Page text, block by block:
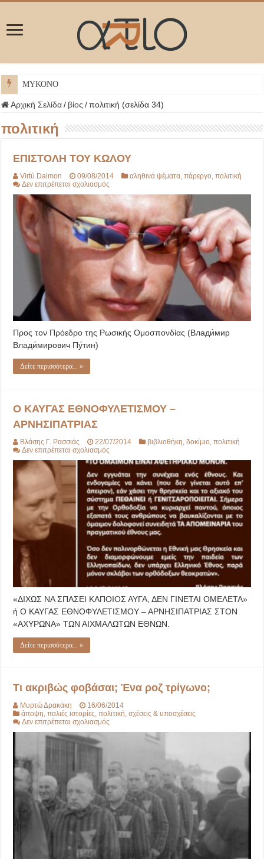
ΜΥΚΟΝΟΣ
Αρχική Σελίδα / βίος / πολιτική (σελίδα 34)
πολιτική
ΕΠΙΣΤΟΛΗ ΤΟΥ ΚΩΛΟΥ
Virtù Daimon 09/08/2014 αληθινά ψέματα ,πάρεργο ,πολιτική
Δεν επιτρέπεται σχολιασμός
ΚΩΛΟΥ
Προς τον Πρόεδρο της Ρωσικής Ομοσπονδίας (Влади́мир
Влади́мирович Пу́тин)
Δείτε περισσότερα... »
Ο ΚΑΥΓΑΣ ΕΘΝΟΦΥΛΕΤΙΣΜΟΥ –
ΑΡΝΗΣΙΠΑΤΡΙΑΣ
Βλάσης Γ. Ρασσιάς 22/07/2014 βιβλιοθήκη,δοκίμιο,πολιτική
Δεν επιτρέπεται σχολιασμός
ΚΑΥΓΑΣ
ΕΘΝΟΦΥΛΕΤΙΣΜΟΥ
–
ΑΡΝΗΣΙΠΑΤΡΙΑΣ
«ΔΙΧΩΣ ΝΑ ΣΠΑΣΕΙ ΚΑΠΟΙΟΣ ΑΥΓΑ, ΔΕΝ ΓΙΝΕΤΑΙ ΟΜΕΛΕΤΑ»
ή Ο ΚΑΥΓΑΣ ΕΘΝΟΦΥΛΕΤΙΣΜΟΥ – ΑΡΝΗΣΙΠΑΤΡΙΑΣ ΣΤΟΝ
«ΑΧΥΡΩΝΑ» ΤΩΝ ΑΙΧΜΑΛΩΤΩΝ ΕΘΝΩΝ.
Δείτε περισσότερα... »
Τι ακριβώς φοβάσαι; Ένα ροζ τρίγωνο;
Μυρτώ Δρακάκη
16/06/2014
άποψη,παλιές ιστορίες,πολιτική,σχέσεις & υποσχέσεις
Δεν επιτρέπεται σχολιασμός
ροζ
τρίγωνο;